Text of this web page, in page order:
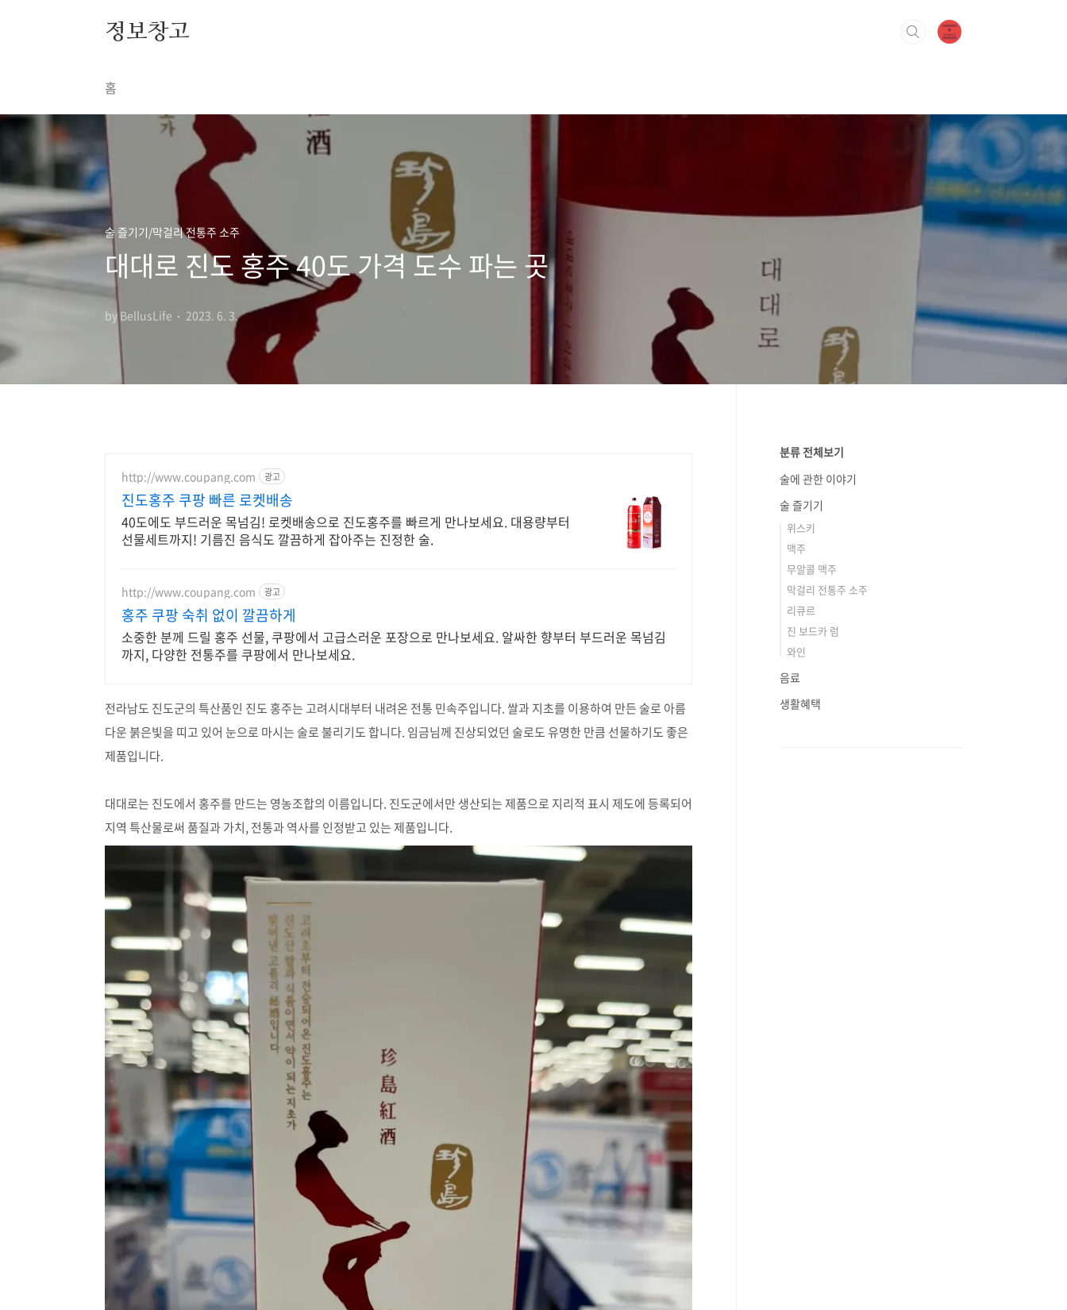
정보창고
홈
술 즐기기/막걸리 전통주 소주
대대로 진도 홍주 40도 가격 도수 파는 곳
by BellusLife 2023. 6. 3.
http://www.coupang.com 광고
진도홍주 쿠팡 빠른 로켓배송
40도에도 부드러운 목넘김! 로켓배송으로 진도홍주를 빠르게 만나보세요. 대용량부터
선물세트까지! 기름진 음식도 깔끔하게 잡아주는 진정한 술.
http://www.coupang.com 광고
홍주 쿠팡 숙취 없이 깔끔하게
소중한 분께 드릴 홍주 선물, 쿠팡에서 고급스러운 포장으로 만나보세요. 알싸한 향부터 부드러운 목넘김
까지, 다양한 전통주를 쿠팡에서 만나보세요.
전라남도 진도군의 특산품인 진도 홍주는 고려시대부터 내려온 전통 민속주입니다. 쌀과 지초를 이용하여 만든 술로 아름
다운 붉은빛을 띠고 있어 눈으로 마시는 술로 불리기도 합니다. 임금님께 진상되었던 술로도 유명한 만큼 선물하기도 좋은
제품입니다.
대대로는 진도에서 홍주를 만드는 영농조합의 이름입니다. 진도군에서만 생산되는 제품으로 지리적 표시 제도에 등록되어
지역 특산물로써 품질과 가치, 전통과 역사를 인정받고 있는 제품입니다.
분류 전체보기
술에 관한 이야기
술 즐기기
위스키
맥주
무알콜 맥주
막걸리 전통주 소주
리큐르
진 보드카 럼
와인
음료
생활혜택